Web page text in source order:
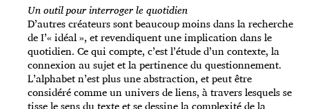
Un outil pour interroger le quotidien
D’autres créateurs sont beaucoup moins dans la recherche
de I’« idéal », et revendiquent une implication dans le
quotidien. Ce qui compte, c’est l’étude d’un contexte, la
connexion au sujet et la pertinence du questionnement.
L’alphabet n’est plus une abstraction, et peut être
considéré comme un univers de liens, à travers lesquels se